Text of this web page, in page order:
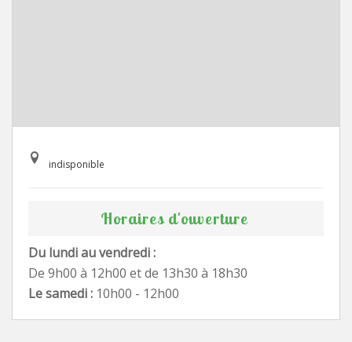
indisponible
Horaires d'ouverture
Du lundi au vendredi :
De 9h00 à 12h00 et de 13h30 à 18h30
Le samedi : 10h00 - 12h00